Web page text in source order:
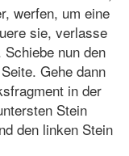
werfen, um eine
sie, verlasse
nun den
Gehe dann
in der
Stein
den linken Stein